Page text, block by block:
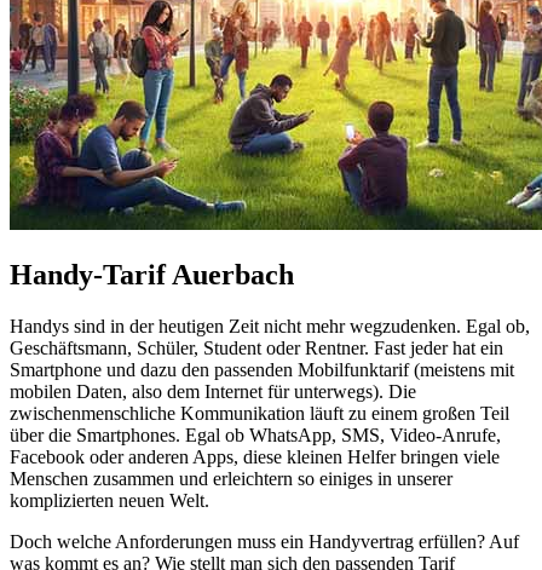
Handy-Tarif Auerbach
Handys sind in der heutigen Zeit nicht mehr wegzudenken. Egal ob,
Geschäftsmann, Schüler, Student oder Rentner. Fast jeder hat ein
Smartphone und dazu den passenden Mobilfunktarif (meistens mit
mobilen Daten, also dem Internet für unterwegs). Die
zwischenmenschliche Kommunikation läuft zu einem großen Teil
über die Smartphones. Egal ob WhatsApp, SMS, Video-Anrufe,
Facebook oder anderen Apps, diese kleinen Helfer bringen viele
Menschen zusammen und erleichtern so einiges in unserer
komplizierten neuen Welt.
Doch welche Anforderungen muss ein Handyvertrag erfüllen? Auf
was kommt es an? Wie stellt man sich den passenden Tarif